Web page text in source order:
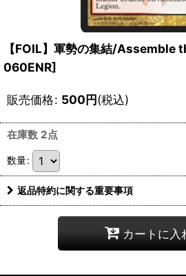
【FOIL】軍勢の集結/Assemble
060ENR]
販売価格: 500円(税込)
在庫数 2点
数量:
返品特約に関する重要事項
カートに入